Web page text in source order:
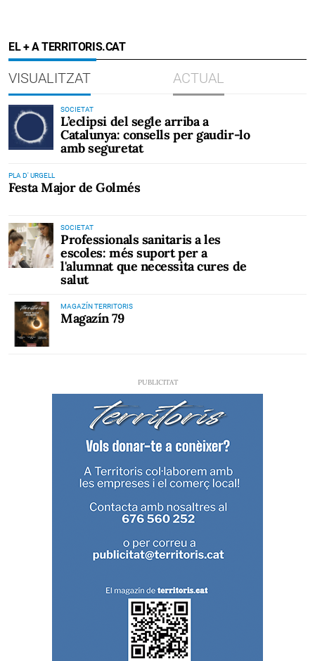
EL + A TERRITORIS.CAT
VISUALITZAT ACTUAL
SOCIETAT
L’eclipsi del segle arriba a
Catalunya: consells per gaudir-lo
amb seguretat
PLA D' URGELL
Festa Major de Golmés
SOCIETAT
Professionals sanitaris a les
escoles: més suport per a
l'alumnat que necessita cures de
salut
MAGAZÍN TERRITORIS
Magazín 79